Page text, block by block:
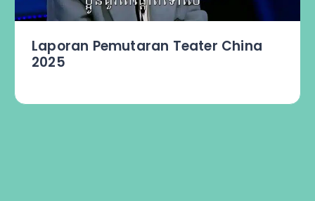
Laporan Pemutaran Teater China
2025